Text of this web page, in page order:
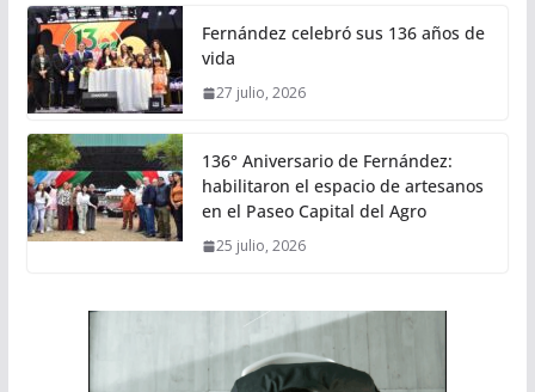
Fernández celebró sus 136 años de
vida
27 julio, 2026
136° Aniversario de Fernández:
habilitaron el espacio de artesanos
en el Paseo Capital del Agro
25 julio, 2026